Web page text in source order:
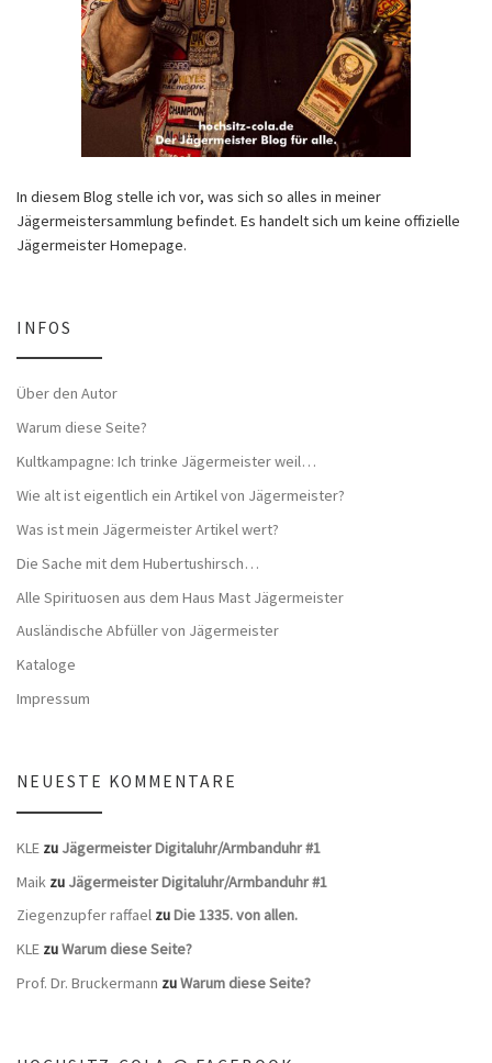
In diesem Blog stelle ich vor, was sich so alles in meiner
Jägermeistersammlung befindet. Es handelt sich um keine offizielle
Jägermeister Homepage.
INFOS
Über den Autor
Warum diese Seite?
Kultkampagne: Ich trinke Jägermeister weil…
Wie alt ist eigentlich ein Artikel von Jägermeister?
Was ist mein Jägermeister Artikel wert?
Die Sache mit dem Hubertushirsch…
Alle Spirituosen aus dem Haus Mast Jägermeister
Ausländische Abfüller von Jägermeister
Kataloge
Impressum
NEUESTE KOMMENTARE
KLE zu Jägermeister Digitaluhr/Armbanduhr #1
Maik zu Jägermeister Digitaluhr/Armbanduhr #1
Ziegenzupfer raffael zuDie 1335. von allen.
KLE zuWarum diese Seite?
Prof. Dr. Bruckermann zuWarum diese Seite?